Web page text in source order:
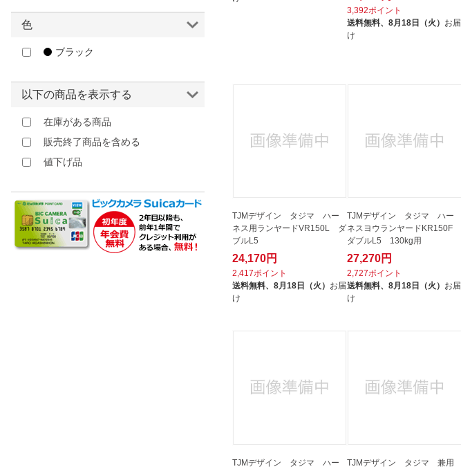
3,392ポイント
送料無料、8月18日（火） お届
け
TJMデザイン タジマ ハー
ネス用ランヤードVR150L ダ
ブルL5
24,170円
2,417ポイント
送料無料、 8月18日（火） お届
け
TJMデザイン タジマ ハー
ネスヨウランヤードKR150F
ダブルL5 130kg用
27,270円
2,727ポイント
送料無料、8月18日（火） お届
け
TJMデザイン タジマ ハー
TJMデザイン タジマ 兼用
色
ブラック
以下の商品を表示する
在庫がある商品
販売終了商品を含める
値下げ品